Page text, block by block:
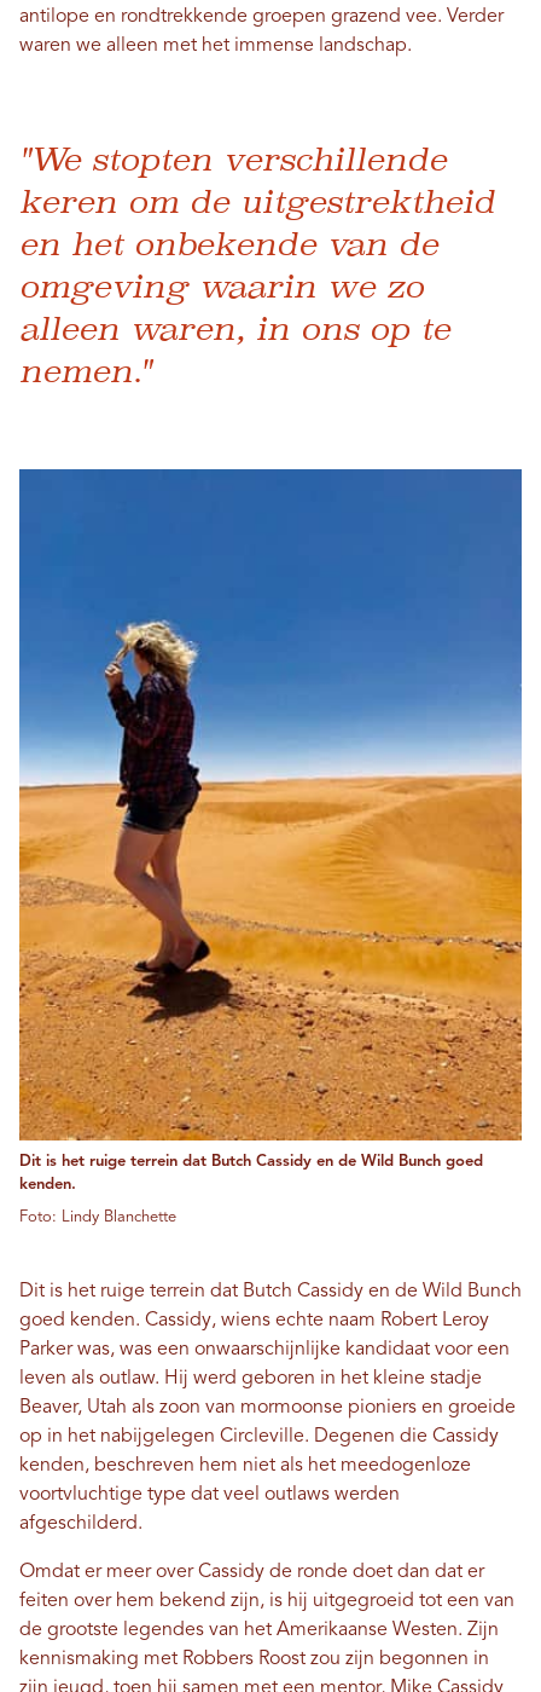
antilope en rondtrekkende groepen grazend vee. Verder
waren we alleen met het immense landschap.
"We stopten verschillende
keren om de uitgestrektheid
en het onbekende van de
omgeving waarin we zo
alleen waren, in ons op te
nemen."
Dit is het ruige terrein dat Butch Cassidy en de Wild Bunch goed
kenden.
Foto: Lindy Blanchette
Dit is het ruige terrein dat Butch Cassidy en de Wild Bunch
goed kenden. Cassidy, wiens echte naam Robert Leroy
Parker was, was een onwaarschijnlijke kandidaat voor een
leven als outlaw. Hij werd geboren in het kleine stadje
Beaver, Utah als zoon van mormoonse pioniers en groeide
op in het nabijgelegen Circleville. Degenen die Cassidy
kenden, beschreven hem niet als het meedogenloze
voortvluchtige type dat veel outlaws werden
afgeschilderd.
Omdat er meer over Cassidy de ronde doet dan dat er
feiten over hem bekend zijn, is hij uitgegroeid tot een van
de grootste legendes van het Amerikaanse Westen. Zijn
kennismaking met Robbers Roost zou zijn begonnen in
zijn jeugd, toen hij samen met een mentor, Mike Cassidy